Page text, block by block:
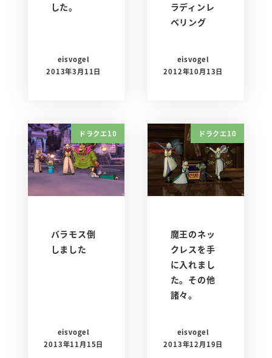
した。
eisvogel
2013年3月11日
ラディンレ
ベリング
eisvogel
2012年10月13日
ドラクエ10
バラモス倒
しました
eisvogel
2013年11月15日
ドラクエ10
魔王のネッ
クレスを手
に入れまし
た。その他
諸々。
eisvogel
2013年12月19日